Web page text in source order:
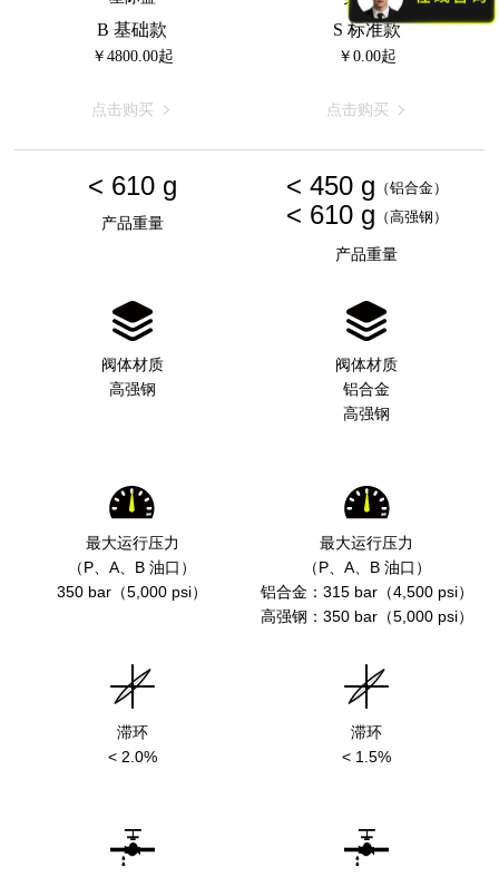
B 基础款
￥4800.00起
点击购买
S 标准款
￥0.00起
点击购买
< 610 g
产品重量
< 450 g （铝合金）
< 610 g （高强钢）
产品重量
阀体材质
高强钢
阀体材质
铝合金
高强钢
最大运行压力
（P、A、B 油口）
350 bar（5,000 psi）
最大运行压力
（P、A、B 油口）
铝合金：315 bar（4,500 psi）
高强钢：350 bar（5,000 psi）
滞环
< 2.0%
滞环
< 1.5%